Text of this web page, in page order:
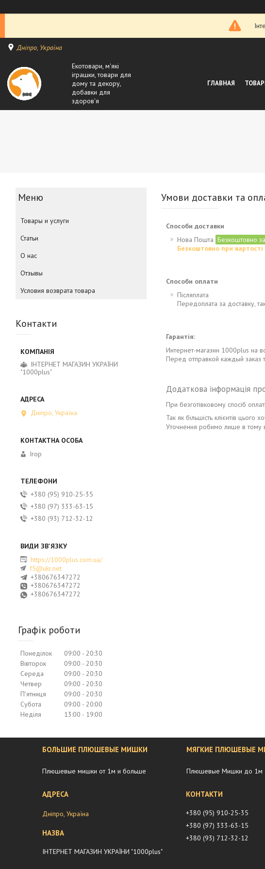
Дніпро, Україна
Екотовари, м'які
іграшки, товари для
дому та декору,
добавки для
здоров'я
ГЛАВНАЯ
Умови доставки та
Способи доставки
Нова Пошта Безкоштовно
Безкоштовно при
Способи оплати
Післяплата
Передоплата за доставку,
Гарантія:
Интернет-магазин 1000plus на
Перед отправкой каждый заказ
При безготівковому спосіб
Так як більшість клієнтів
Уточнення робимо лише в тому
Товары и услуги
Статьи
О нас
Отзывы
Условия возврата товара
Контакти
ІНТЕРНЕТ МАГАЗИН УКРАЇНИ
"1000plus"
Дніпро, Україна
Ігор
+380 (95) 910-25-35
+380 (97) 333-63-15
+380 (93) 712-32-12
https://1000plus.com.ua/
f5@ukr.net
+380676347272
+380676347272
+380676347272
Графік роботи
Понеділок 09:00
20:30
Вівторок
09:00
20:30
Середа
09:00
20:30
Четвер
09:00
20:30
Пʼятниця
09:00
20:30
Субота
09:00
20:00
Неділя
13:00 19:00
БОЛЬШИЕ ПЛЮШЕВЫЕ МИШКИ
Плюшевые мишки от 1м и больше
МЯГКИЕ ПЛЮШЕВЫЕ
Плюшевые Мишки до 1м
Дніпро, Україна
ІНТЕРНЕТ МАГАЗИН УКРАЇНИ "1000plus"
+380 (95) 910-25-35
+380 (97) 333-63-15
+380 (93) 712-32-12